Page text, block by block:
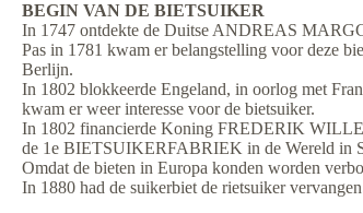
BEGIN VAN DE BIETSUIKER
In 1747 ontdekte de Duitse ANDREAS
Pas in 1781 kwam er belangstelling voor deze
Berlijn.
In 1802 blokkeerde Engeland, in oorlog met
kwam er weer interesse voor de bietsuiker.
In 1802 financierde Koning FREDERIK
de 1e BIETSUIKERFABRIEK in de Wereld in
Omdat de bieten in Europa konden worden
In 1880 had de suikerbiet de rietsuiker